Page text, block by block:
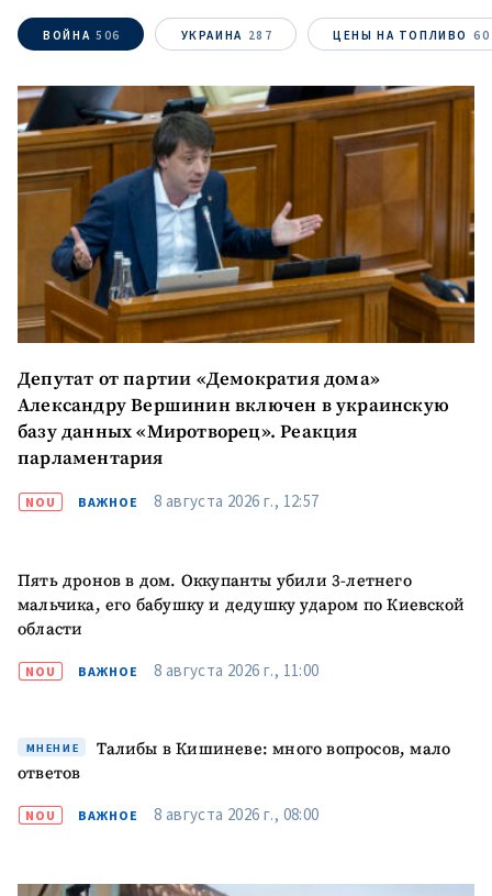
ВОЙНА 506 УКРАИНА 287 ЦЕНЫ НА ТОПЛИВО 60
Депутат от партии «Демократия дома»
Александру Вершинин включен в украинскую
базу данных «Миротворец». Реакция
парламентария
NOU ВАЖНОЕ 8 августа 2026 г., 12:57
Пять дронов в дом. Оккупанты убили 3-летнего
мальчика, его бабушку и дедушку ударом по Киевской
области
NOU ВАЖНОЕ 8 августа 2026 г., 11:00
МНЕНИЕ
Талибы в Кишиневе: много вопросов, мало
ответов
NOU ВАЖНОЕ 8 августа 2026 г., 08:00
МОЯ НОВОСТЬ
Заголовок новости
+ Добавить
заголовок
Фотография
+ Загрузить
изображение
Ссылка на медиа
+ Добавить ссылку на
медиа
Текст новости
+ Добавить текст
новости
КОНТАКТНЫЙ ИСТОЧНИК
Анонимный источник
Электронная почта
+ Мой email
Телефон
+ Личный телефон
сполитикой
ОТПРАВИТЬ НОВОСТЬ